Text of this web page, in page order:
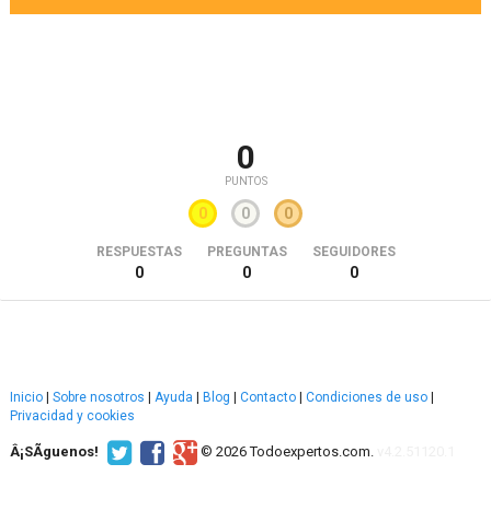
0
PUNTOS
0 0 0
RESPUESTAS
0
PREGUNTAS
0
SEGUIDORES
0
Inicio Sobre nosotros Ayuda Blog Contacto Condiciones de uso
Privacidad y cookies
Â¡SÃ­guenos! © 2026 Todoexpertos.com.